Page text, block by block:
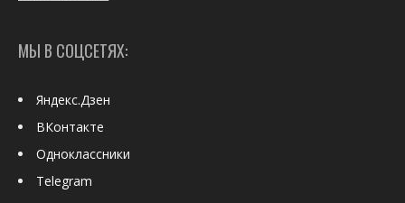
МЫ В СОЦСЕТЯХ:
Яндекс.Дзен
ВКонтакте
Одноклассники
Telegram